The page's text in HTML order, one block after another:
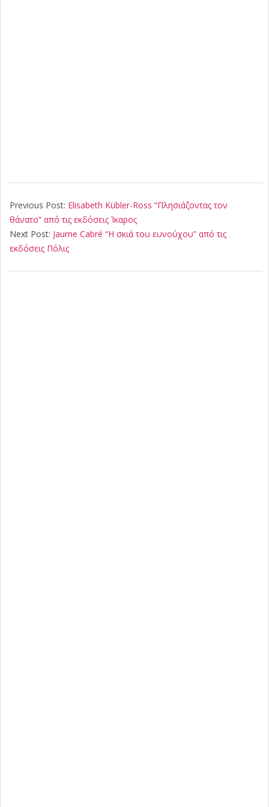
11-
05
Previous Post: Elisabeth Kübler-Ross “Πλησιάζοντας τον
θάνατο” από τις εκδόσεις Ίκαρος
Next Post: Jaume Cabré “Η σκιά του ευνούχου” από τις
εκδόσεις Πόλις